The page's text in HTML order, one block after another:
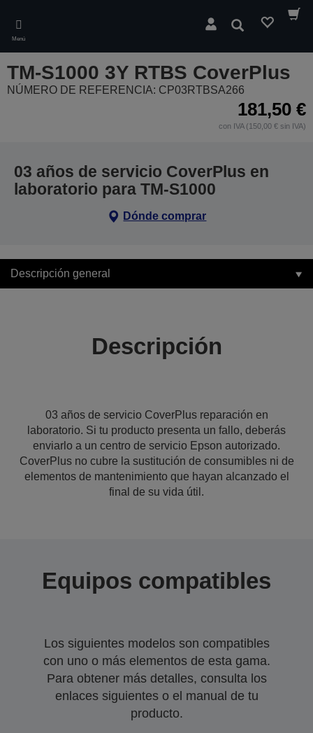
main
content
Menú
Buscar
TM-S1000 3Y RTBS CoverPlus
NÚMERO DE REFERENCIA: CP03RTBSA266
181,50 €
con IVA (150,00 € sin IVA)
03 años de servicio CoverPlus en
laboratorio para TM-S1000
Dónde comprar
Descripción general
Descripción
03 años de servicio CoverPlus reparación en
laboratorio. Si tu producto presenta un fallo, deberás
enviarlo a un centro de servicio Epson autorizado.
CoverPlus no cubre la sustitución de consumibles ni de
elementos de mantenimiento que hayan alcanzado el
final de su vida útil.
Equipos compatibles
Los siguientes modelos son compatibles
con uno o más elementos de esta gama.
Para obtener más detalles, consulta los
enlaces siguientes o el manual de tu
producto.